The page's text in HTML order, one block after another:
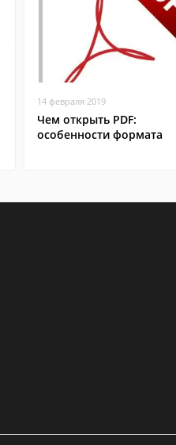
14 февраля 2019
Чем открыть PDF:
особенности формата